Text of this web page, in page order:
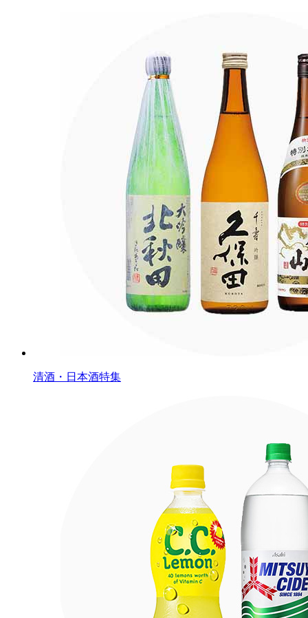
清酒・日本酒特集